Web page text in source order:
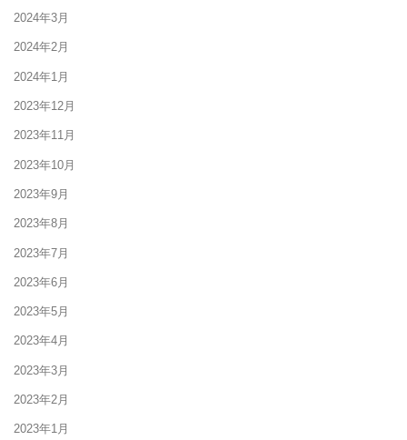
2024年3月
2024年2月
2024年1月
2023年12月
2023年11月
2023年10月
2023年9月
2023年8月
2023年7月
2023年6月
2023年5月
2023年4月
2023年3月
2023年2月
2023年1月